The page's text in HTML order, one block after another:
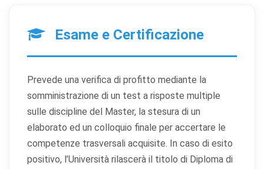
Esame e Certificazione
Prevede una verifica di profitto mediante la
somministrazione di un test a risposte multiple
sulle discipline del Master, la stesura di un
elaborato ed un colloquio finale per accertare le
competenze trasversali acquisite. In caso di esito
positivo, l’Università rilascerà il titolo di Diploma di
Aiutano a capire come gli utenti interagiscono con il
Cookie di marketing
siti web allo scopo di mostrare annunci pertinenti.
Rifiuta tutti
Salva
preferenze
Accetta
tutti